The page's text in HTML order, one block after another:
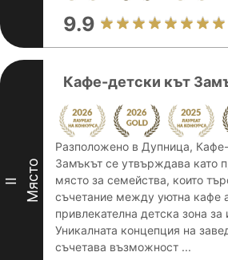
9.9
II Място
Кафе-детски кът
Разположено в Дупница,
Замъкът се утвърждава като
място за семейства, които
съчетание между уютна кафе
привлекателна детска зона за
Уникалната концепция на
съчетава възможност ...